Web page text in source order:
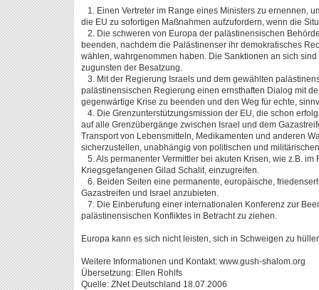
1. Einen Vertreter im Range eines Ministers zu ernennen,
die EU zu sofortigen Maßnahmen aufzufordern, wenn die
2. Die schweren von Europa der palästinensischen
beenden, nachdem die Palästinenser ihr demokratisches
wählen, wahrgenommen haben. Die Sanktionen an sich
zugunsten der Besatzung.
3. Mit der Regierung Israels und dem gewählten
palästinensischen Regierung einen ernsthaften Dialog mit
gegenwärtige Krise zu beenden und den Weg für echte,
4. Die Grenzunterstützungsmission der EU, die schon
auf alle Grenzübergänge zwischen Israel und dem
Transport von Lebensmitteln, Medikamenten und anderen
sicherzustellen, unabhängig von politischen und
5. Als permanenter Vermittler bei akuten Krisen, wie z.B. im
Kriegsgefangenen Gilad Schalit, einzugreifen.
6. Beiden Seiten eine permanente, europäische,
Gazastreifen und Israel anzubieten.
7. Die Einberufung einer internationalen Konferenz zur
palästinensischen Konfliktes in Betracht zu ziehen.
Europa kann es sich nicht leisten, sich in Schweigen zu
Weitere Informationen und Kontakt: www.gush-shalom.org
Übersetzung: Ellen Rohlfs
Quelle: ZNet Deutschland 18.07.2006